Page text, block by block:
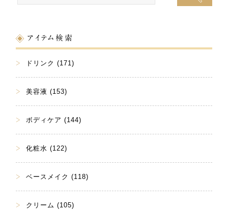
アイテム検索
ドリンク (171)
美容液 (153)
ボディケア (144)
化粧水 (122)
ベースメイク (118)
クリーム (105)